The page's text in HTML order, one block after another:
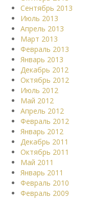
Сентябрь 2013
Июль 2013
Апрель 2013
Март 2013
Февраль 2013
Январь 2013
Декабрь 2012
Октябрь 2012
Июль 2012
Май 2012
Апрель 2012
Февраль 2012
Январь 2012
Декабрь 2011
Октябрь 2011
Май 2011
Январь 2011
Февраль 2010
Февраль 2009